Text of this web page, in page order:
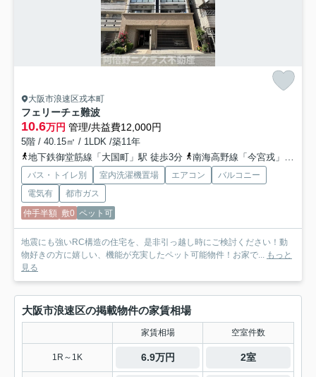
大阪市浪速区戎本町
フェリーチェ難波
10.6万円 管理/共益費12,000円
5階 / 40.15㎡ / 1LDK /築11年
地下鉄御堂筋線「大国町」駅 徒歩3分
南海高野線「今宮戎」駅 徒歩5分
バス・トイレ別 室内洗濯機置場 エアコン
バルコニー
電気有
都市ガス
仲手半額 敷0 ペット可
地震にも強いRC構造の住宅を、是非引っ越し時にご検討ください！動
物好きの方に嬉しい、機能が充実したペット可能物件！お家で... もっと
見る
大阪市浪速区の掲載物件の家賃相場
家賃相場 空室件数
1R～1K 6.9万円 2室